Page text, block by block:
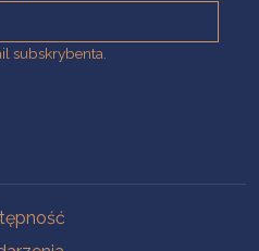
subskrybenta.